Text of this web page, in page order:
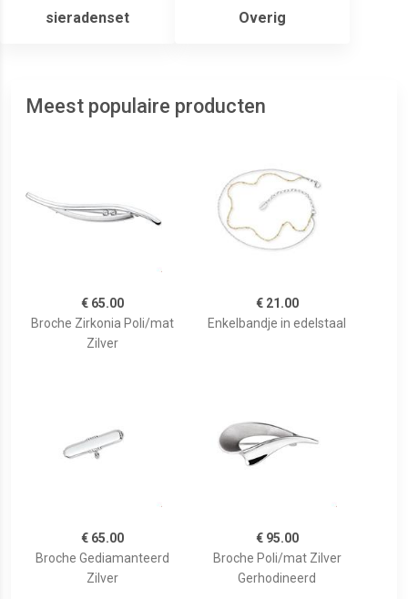
sieradenset Overig
Meest populaire producten
€ 65.00
Broche Zirkonia Poli/mat
Zilver
€ 21.00
Enkelbandje in edelstaal
€ 65.00
Broche Gediamanteerd
Zilver
€ 95.00
Broche Poli/mat Zilver
Gerhodineerd